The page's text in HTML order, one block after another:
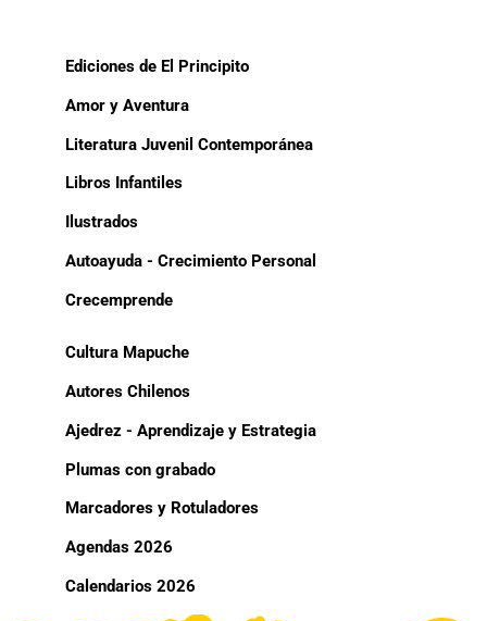
Ediciones de El Principito
Amor y Aventura
Literatura Juvenil Contemporánea
Libros Infantiles
Ilustrados
Autoayuda - Crecimiento Personal
Crecemprende
Cultura Mapuche
Autores Chilenos
Ajedrez - Aprendizaje y Estrategia
Plumas con grabado
Marcadores y Rotuladores
Agendas 2026
Calendarios 2026